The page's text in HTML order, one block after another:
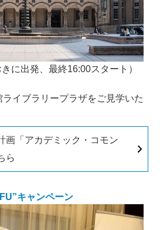
きに出発、最終16:00スタート）
イブラリープラザをご見学いた
画「アカデミック・コモン
ら
キャンペーン